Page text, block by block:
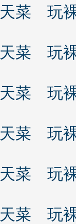
菜 玩
菜 玩
菜 玩
菜 玩
菜 玩
菜 玩